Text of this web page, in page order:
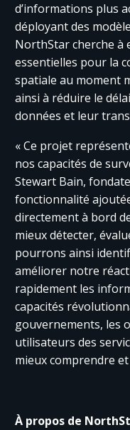
d’informations plus
déployant des
NorthStar cherche à
essentielles pour la
spatiale au moment
ainsi à réduire le
données et leur
« Ce projet
nos capacités de
Stewart Bain,
fonctionnalité
directement à bord
mieux détecter,
pourrons ainsi
améliorer notre
rapidement les
capacités
gouvernements, les
utilisateurs des
mieux comprendre
À propos de